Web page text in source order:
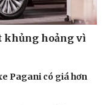
khủng hoảng vì
Pagani có giá hơn